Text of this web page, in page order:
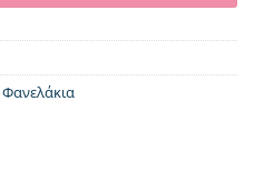
Φανελάκια